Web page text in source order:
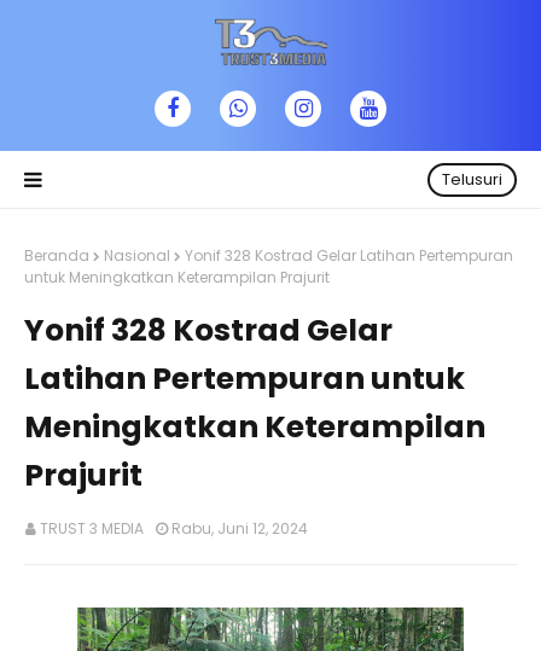
Telusuri
Beranda Nasional
Yonif 328 Kostrad Gelar Latihan Pertempuran
untuk Meningkatkan Keterampilan Prajurit
Yonif 328 Kostrad Gelar
Latihan Pertempuran untuk
Meningkatkan Keterampilan
Prajurit
TRUST 3 MEDIA Rabu, Juni 12, 2024